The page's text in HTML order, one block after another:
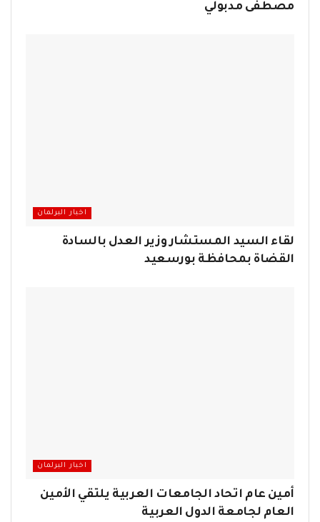
مصطفى مدبولي
اخبار البرلمان
لقاء السيد المستشار وزير العدل بالسادة
القضاة بمحافظة بورسعيد
اخبار البرلمان
أمين عام اتحاد الجامعات العربية يلتقي الأمين
العام لجامعة الدول العربية